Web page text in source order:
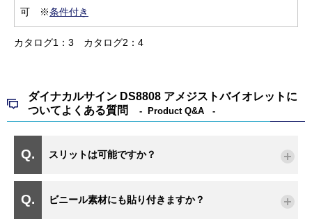
可 ※条件付き
カタログ1：3 カタログ2：4
ダイナカルサイン DS8808 アメジストバイオレットに
ついてよくある質問
Product Q&A
スリットは可能ですか？
ビニール素材にも貼り付きますか？